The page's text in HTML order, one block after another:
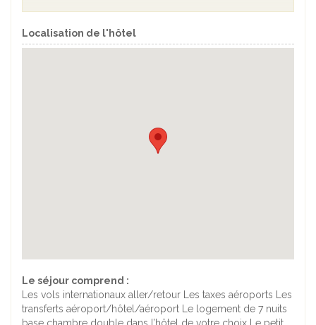
Localisation de l'hôtel
Le séjour comprend :
Les vols internationaux aller/retour Les taxes aéroports Les
transferts aéroport/hôtel/aéroport Le logement de 7 nuits